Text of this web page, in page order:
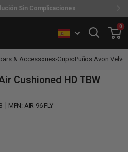
Sin Complicaciones
0
& Accessories›Grips›Puños Avon
Cushioned HD TBW
MPN: AIR-96-FLY